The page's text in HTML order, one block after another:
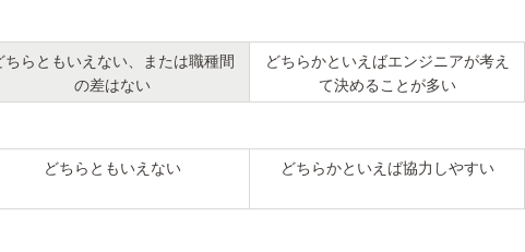
ちらともいえない、または職種間
の差はない
どちらかといえばエンジニアが考え
て決めることが多い
どちらともいえない どちらかといえば協力しやすい